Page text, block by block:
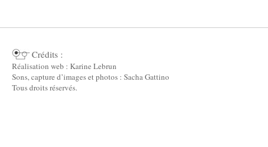
Crédits :
Réalisation web : Karine Lebrun
Sons, capture d’images et photos : Sacha Gattino
Tous droits réservés.